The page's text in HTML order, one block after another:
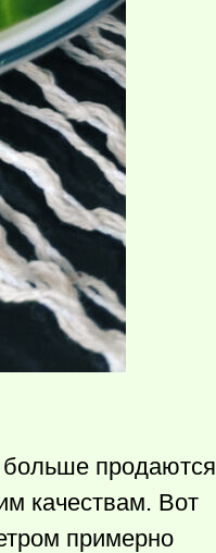
больше продаются
качествам. Вот
примерно